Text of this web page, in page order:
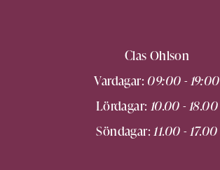
Clas Ohlson
Vardagar: 09:00 - 19:00
Lördagar: 10.00 - 18.00
Söndagar:11.00 - 17.00